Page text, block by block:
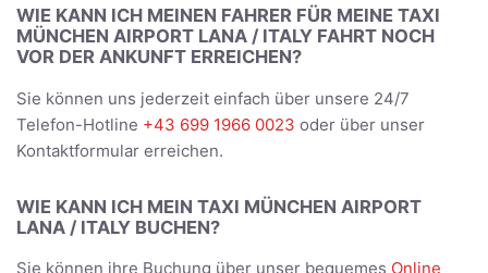
WIE KANN ICH MEINEN FAHRER FÜR MEINE TAXI
MÜNCHEN AIRPORT LANA / ITALY FAHRT NOCH
VOR DER ANKUNFT ERREICHEN?
Sie können uns jederzeit einfach über unsere 24/7
Telefon-Hotline +43 699 1966 0023 oder über unser
Kontaktformular erreichen.
WIE KANN ICH MEIN TAXI MÜNCHEN AIRPORT
LANA / ITALY BUCHEN?
Sie können ihre Buchung über unser bequemes Online